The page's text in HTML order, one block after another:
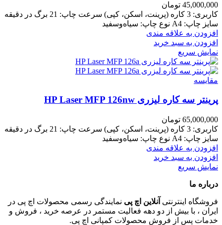
45,000,000 تومان
کاربری: 3 کاره (پرینت، اسکن، کپی)
سرعت چاپ: 21 برگ در دقیقه
سایز چاپ: A4
نوع چاپ: سیاه‌وسفید
افزودن به علاقه مندی
افزودن به سبد خرید
نمایش سریع
مقايسه
پرینتر سه کاره لیزری HP Laser MFP 126nw
65,000,000 تومان
کاربری: 3 کاره (پرینت، اسکن، کپی)
سرعت چاپ: 21 برگ در دقیقه
سایز چاپ: A4
نوع چاپ: سیاه‌وسفید
افزودن به علاقه مندی
افزودن به سبد خرید
نمایش سریع
درباره ما
فروشگاه اینترنتی آنلاین اچ پی نمایندگی رسمی محصولات اچ پی در
ایران ، با بیش از دو دهه فعالیت مستمر در عرصه خرید ، فروش و
خدمات پس از فروش محصولات کمپانی اچ پی.